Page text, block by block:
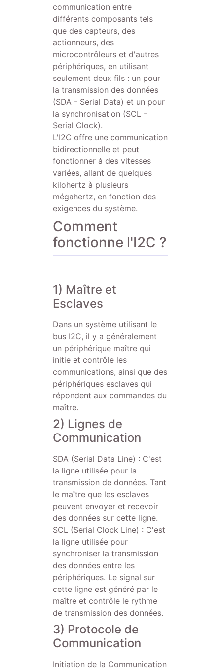
communication entre
différents composants tels
que des capteurs, des
actionneurs, des
microcontrôleurs et d'autres
périphériques, en utilisant
seulement deux fils : un pour
la transmission des données
(SDA - Serial Data) et un pour
la synchronisation (SCL -
Serial Clock).
L'I2C offre une communication
bidirectionnelle et peut
fonctionner à des vitesses
variées, allant de quelques
kilohertz à plusieurs
mégahertz, en fonction des
exigences du système.
Comment
fonctionne l'I2C ?
1) Maître et
Esclaves
Dans un système utilisant le
bus I2C, il y a généralement
un périphérique maître qui
initie et contrôle les
communications, ainsi que des
périphériques esclaves qui
répondent aux commandes du
maître.
2) Lignes de
Communication
SDA (Serial Data Line) : C'est
la ligne utilisée pour la
transmission de données. Tant
le maître que les esclaves
peuvent envoyer et recevoir
des données sur cette ligne.
SCL (Serial Clock Line) : C'est
la ligne utilisée pour
synchroniser la transmission
des données entre les
périphériques. Le signal sur
cette ligne est généré par le
maître et contrôle le rythme
de transmission des données.
3) Protocole de
Communication
Initiation de la Communication